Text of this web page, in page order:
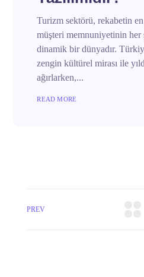
Turizm sektörü, rekabetin
müşteri memnuniyetinin
dinamik bir dünyadır.
zengin kültürel mirası ile
ağırlarken,...
READ MORE
PREV